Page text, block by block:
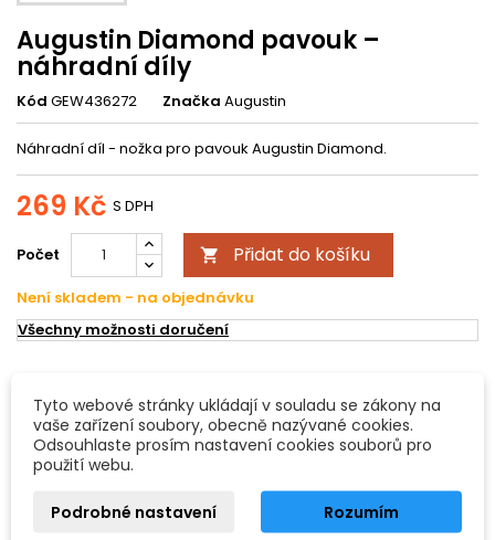
Augustin Diamond pavouk –
náhradní díly
Kód GEW436272 Značka Augustin
Náhradní díl - nožka pro pavouk Augustin Diamond.
269 Kč S DPH
Počet  Přidat do košíku
Není skladem - na objednávku
Všechny možnosti doručení
POPIS DETAILY PRODUKTU
Augustin Diamond pavouk - náhradní díl
nožka
Vlastnosti:
náhradní díl k houslovému / violovému pavouku - nožka
Tyto webové stránky ukládají v souladu se zákony na
vaše zařízení soubory, obecně nazývané cookies.
Odsouhlaste prosím nastavení cookies souborů pro
použití webu.
Podrobné nastavení Rozumím